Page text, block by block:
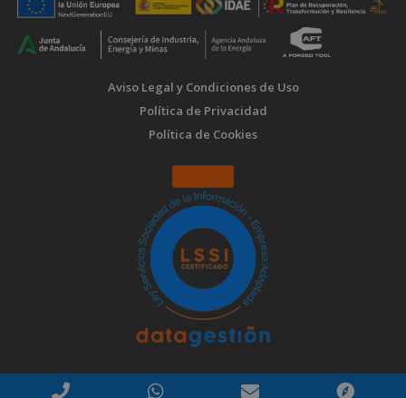
Aviso Legal y Condiciones de Uso
Política de Privacidad
Política de Cookies